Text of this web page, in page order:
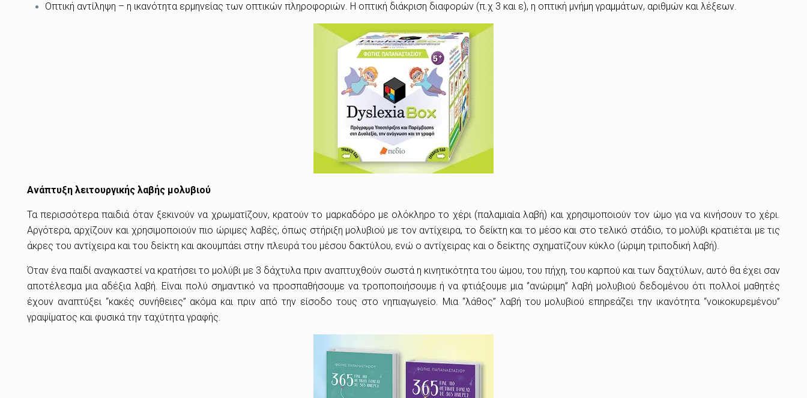
Οπτική αντίληψη – η ικανότητα ερμηνείας των οπτικών πληροφοριών. Η οπτική διάκριση διαφορών (π.χ 3 και ε), η οπτική μνήμη γραμμάτων, αριθμών και λέξεων.
Ανάπτυξη λειτουργικής λαβής μολυβιού
Τα περισσότερα παιδιά όταν ξεκινούν να χρωματίζουν, κρατούν το μαρκαδόρο με ολόκληρο το χέρι (παλαμιαία λαβή) και χρησιμοποιούν τον ώμο για να κινήσουν το χέρι.
Αργότερα, αρχίζουν και χρησιμοποιούν πιο ώριμες λαβές, όπως στήριξη μολυβιού με τον αντίχειρα, το δείκτη και το μέσο και στο τελικό στάδιο, το μολύβι κρατιέται με τις
άκρες του αντίχειρα και του δείκτη και ακουμπάει στην πλευρά του μέσου δακτύλου, ενώ ο αντίχειρας και ο δείκτης σχηματίζουν κύκλο (ώριμη τριποδική λαβή).
Όταν ένα παιδί αναγκαστεί να κρατήσει το μολύβι με 3 δάχτυλα πριν αναπτυχθούν σωστά η κινητικότητα του ώμου, του πήχη, του καρπού και των δαχτύλων, αυτό θα έχει σαν
αποτέλεσμα μια αδέξια λαβή. Είναι πολύ σημαντικό να προσπαθήσουμε να τροποποιήσουμε ή να φτιάξουμε μια ‘’ανώριμη’’ λαβή μολυβιού δεδομένου ότι πολλοί μαθητές
έχουν αναπτύξει “κακές συνήθειες’’ ακόμα και πριν από την είσοδο τους στο νηπιαγωγείο. Μια “λάθος” λαβή του μολυβιού επηρεάζει την ικανότητα “νοικοκυρεμένου”
γραψίματος και φυσικά την ταχύτητα γραφής.